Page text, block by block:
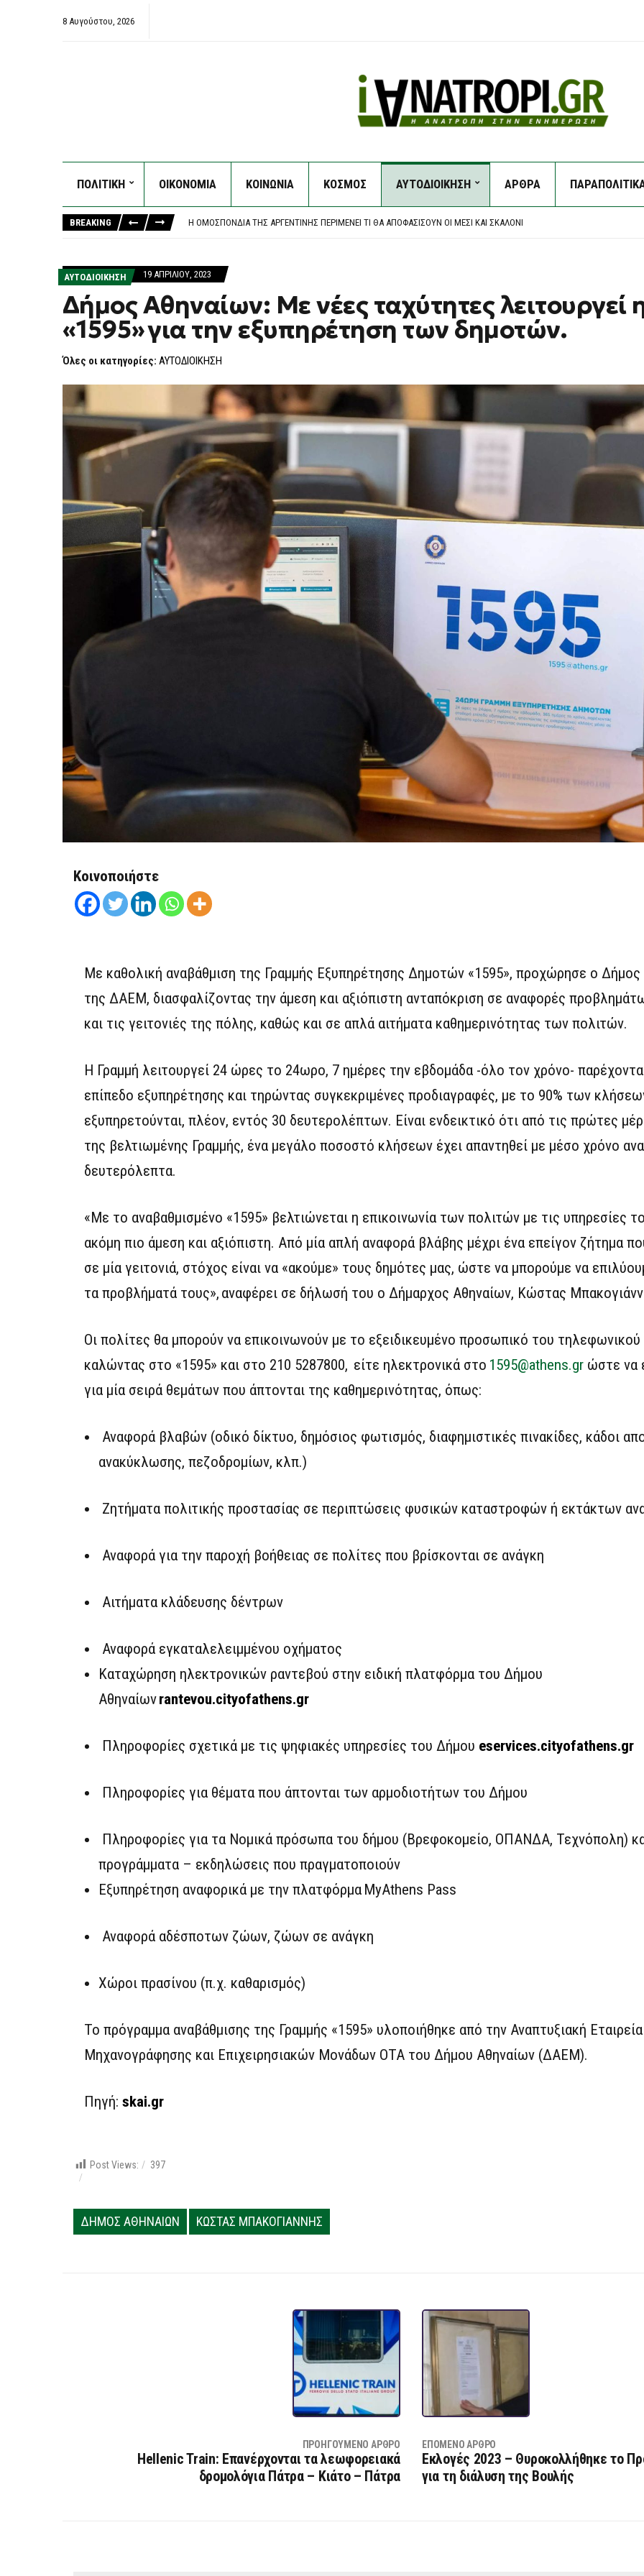
8 Αυγούστου, 2026
ΠΟΛΙΤΙΚΗ ΟΙΚΟΝΟΜΙΑ ΚΟΙΝΩΝΙΑ ΚΟΣΜΟΣ ΑΥΤΟΔΙΟΙΚΗΣΗ ΑΡΘΡΑ
BREAKING
«ΚΑΙΝΟΦΑΝΉΣ ΚΑΙ ΆΚΥΡΗ» Η ΝΈΑ ΑΡΧΕΙΟΘΈΤΗΣΗ ΤΩΝ ΥΠΟΚΛΟΠΏΝ, ΛΈΕΙ Η ΔΙΚΗΓΌΡΟΣ ΤΟΥ ΧΡ. ΣΠΊΡΤΖΗ
Η ΟΜΟΣΠΟΝΔΊΑ ΤΗΣ ΑΡΓΕΝΤΙΝΉΣ ΠΕΡΙΜΈΝΕΙ ΤΙ ΘΑ ΑΠΟΦΑΣΊΣΟΥΝ ΟΙ ΜΈΣΙ ΚΑΙ ΣΚΑΛΌΝΙ
ΚΟΖΆΝΗ: ΦΩΤΙΆ ΣΕ ΔΑΣΙΚΉ ΈΚΤΑΣΗ ΣΤΗΝ ΕΡΜΑΚΙΆ – ΜΕΓΆΛΗ ΚΙΝΗΤΟΠΟΊΗΣΗ ΤΗΣ ΠΥΡΟΣΒΕΣΤΙΚΉΣ
«ΚΑΙΝΟΦΑΝΉΣ ΚΑΙ ΆΚΥΡΗ» Η ΝΈΑ ΑΡΧΕΙΟΘΈΤΗΣΗ ΤΩΝ ΥΠΟΚΛΟΠΏΝ, ΛΈΕΙ Η ΔΙΚΗΓΌΡΟΣ ΤΟΥ ΧΡ. ΣΠΊΡΤΖΗ
ΑΥΤΟΔΙΟΙΚΗΣΗ 19 ΑΠΡΙΛΊΟΥ, 2023
Δήμος Αθηναίων: Με νέες ταχύτητες λειτουργεί
«1595» για την εξυπηρέτηση των δημοτών.
Όλες οι κατηγορίες: ΑΥΤΟΔΙΟΙΚΗΣΗ
Κοινοποιήστε
Με καθολική αναβάθμιση της Γραμμής Εξυπηρέτησης Δημοτών «1595», προχώρησε ο
της ΔΑΕΜ, διασφαλίζοντας την άμεση και αξιόπιστη ανταπόκριση σε αναφορές
και τις γειτονιές της πόλης, καθώς και σε απλά αιτήματα καθημερινότητας των πολιτών.
Η Γραμμή λειτουργεί 24 ώρες το 24ωρο, 7 ημέρες την εβδομάδα -όλο τον χρόνο-
επίπεδο εξυπηρέτησης και τηρώντας συγκεκριμένες προδιαγραφές, με το 90% των
εξυπηρετούνται, πλέον, εντός 30 δευτερολέπτων. Είναι ενδεικτικό ότι από τις πρώτες
της βελτιωμένης Γραμμής, ένα μεγάλο ποσοστό κλήσεων έχει απαντηθεί με μέσο χρόνο
δευτερόλεπτα.
«Με το αναβαθμισμένο «1595» βελτιώνεται η επικοινωνία των πολιτών με τις υπηρεσίες
ακόμη πιο άμεση και αξιόπιστη. Από μία απλή αναφορά βλάβης μέχρι ένα επείγον ζήτημα
σε μία γειτονιά, στόχος είναι να «ακούμε» τους δημότες μας, ώστε να μπορούμε να
τα προβλήματά τους», αναφέρει σε δήλωσή του ο Δήμαρχος Αθηναίων, Κώστας
Οι πολίτες θα μπορούν να επικοινωνούν με το εξειδικευμένο προσωπικό του τηλεφωνικού
καλώντας στο «1595» και στο 210 5287800, είτε ηλεκτρονικά στο 1595@athens.gr ώστε να
για μία σειρά θεμάτων που άπτονται της καθημερινότητας, όπως:
Αναφορά βλαβών (οδικό δίκτυο, δημόσιος φωτισμός, διαφημιστικές πινακίδες, κάδοι
ανακύκλωσης, πεζοδρομίων, κλπ.)
Ζητήματα πολιτικής προστασίας σε περιπτώσεις φυσικών καταστροφών ή εκτάκτων
Αναφορά για την παροχή βοήθειας σε πολίτες που βρίσκονται σε ανάγκη
Αιτήματα κλάδευσης δέντρων
Αναφορά εγκαταλελειμμένου οχήματος
Καταχώρηση ηλεκτρονικών ραντεβού στην ειδική πλατφόρμα του Δήμου
Αθηναίωνrantevou.cityofathens.gr
Πληροφορίες σχετικά με τις ψηφιακές υπηρεσίες του Δήμου eservices.cityofathens.gr
Πληροφορίες για θέματα που άπτονται των αρμοδιοτήτων του Δήμου
Πληροφορίες για τα Νομικά πρόσωπα του δήμου (Βρεφοκομείο, ΟΠΑΝΔΑ, Τεχνόπολη)
προγράμματα – εκδηλώσεις που πραγματοποιούν
Εξυπηρέτηση αναφορικά με την πλατφόρμα MyAthens Pass
Αναφορά αδέσποτων ζώων, ζώων σε ανάγκη
Χώροι πρασίνου (π.χ. καθαρισμός)
Το πρόγραμμα αναβάθμισης της Γραμμής «1595» υλοποιήθηκε από την Αναπτυξιακή Εταιρεία
Μηχανογράφησης και Επιχειρησιακών Μονάδων ΟΤΑ του Δήμου Αθηναίων (ΔΑΕΜ).
Πηγή: skai.gr
Post Views: 397
ΔΗΜΟΣ ΑΘΗΝΑΙΩΝ ΚΩΣΤΑΣ ΜΠΑΚΟΓΙΑΝΝΗΣ
ΠΡΟΗΓΟΎΜΕΝΟ ΆΡΘΡΟ
Hellenic Train: Επανέρχονται τα λεωφορειακά
δρομολόγια Πάτρα – Κιάτο – Πάτρα
ΕΠΌΜΕΝΟ ΆΡΘΡΟ
Εκλογές 2023 – Θυροκολλήθηκε το
για τη διάλυση της Βουλής